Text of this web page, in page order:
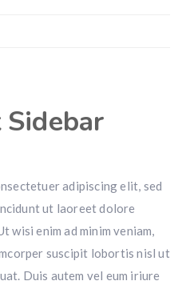
adipiscing elit, sed
ut laoreet dolore
wisi enim ad minim veniam,
suscipit lobortis nisl ut
Duis autem vel eum iriure